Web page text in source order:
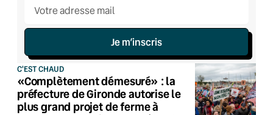
Je m’inscris
C'EST CHAUD
«Complètement démesuré» : la
préfecture de Gironde autorise le
plus grand projet de ferme à